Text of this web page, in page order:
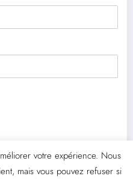
votre expérience. Nous
mais vous pouvez refuser si